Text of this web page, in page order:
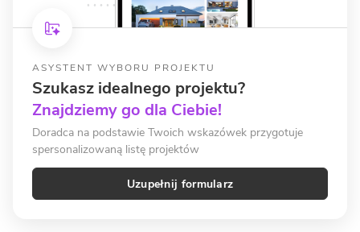
ASYSTENT WYBORU PROJEKTU
Szukasz idealnego projektu?
Znajdziemy go dla Ciebie!
Doradca na podstawie Twoich wskazówek przygotuje
spersonalizowaną listę projektów
Uzupełnij formularz